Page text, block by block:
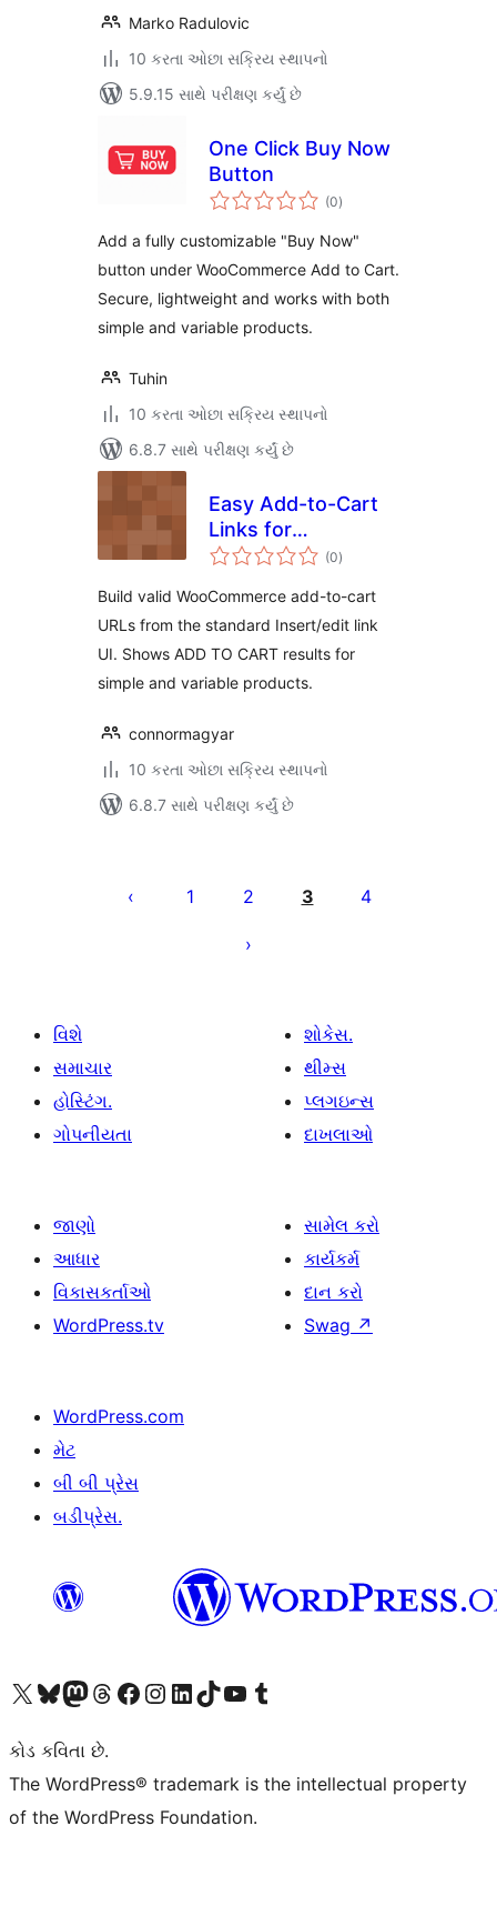
Marko Radulovic
10 કરતા ઓછા સક્રિય સ્થાપનો
5.9.15 સાથે પરીક્ષણ કર્યું છે
One Click Buy Now
Button
(0કુલ
રેટિંગ્સ
)
Add a fully customizable "Buy Now"
button under WooCommerce Add to Cart.
Secure, lightweight and works with both
simple and variable products.
Tuhin
10 કરતા ઓછા સક્રિય સ્થાપનો
6.8.7 સાથે પરીક્ષણ કર્યું છે
Easy Add-to-Cart
Links for
WooCommerce
(0કુલ
રેટિંગ્સ
)
Build valid WooCommerce add-to-cart
URLs from the standard Insert/edit link
UI. Shows ADD TO CART results for
simple and variable products.
connormagyar
10 કરતા ઓછા સક્રિય સ્થાપનો
6.8.7 સાથે પરીક્ષણ કર્યું છે
પૃષ્ઠ
1 2 3 4
વિશે
સમાચાર
હોસ્ટિંગ.
ગોપનીયતા
શોકેસ.
થીમ્સ
પ્લગઇન્સ
દાખલાઓ
જાણો
આધાર
વિકાસકર્તાઓ
WordPress.tv
સામેલ કરો
કાર્યકર્મ
દાન કરો
Swag ↗
WordPress.com
મેટ
બી બી પ્રેસ
બડીપ્રેસ.
અમારા X (અગાઉ ટ્વિટર) એકાઉન્ટની મુલાકાત લોઅમારા Bluesky એકાઉન્ટની મુલાકાત લોઅમારા માસ્ટોડોન એકાઉન્ટની મુલાકાત લોઅમારા Threads એકાઉન્ટની મુલાકાત લો અમારા ફેસબુક પેજની મુલાકાત લોઅમારા ઇન્સ્ટાગ્રામ એકાઉન્ટની મુલાકાત લો અમારા LinkedIn એકાઉન્ટની મુલાકાત લોઅમારા TikTok એકાઉન્ટની મુલાકાત લોઅમારી YouTube ચેનલની મુલાકાત લો અમારા Tumblr એકાઉન્ટની મુલાકાત લો
કોડ કવિતા છે.
The WordPress® trademark is the intellectual property
of the WordPress Foundation.